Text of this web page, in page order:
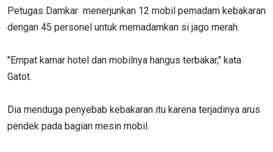
Petugas Damkar menerjunkan 12 mobil pemadam kebakaran
dengan 45 personel untuk memadamkan si jago merah.
"Empat kamar hotel dan mobilnya hangus terbakar," kata
Gatot.
Dia menduga penyebab kebakaran itu karena terjadinya arus
pendek pada bagian mesin mobil.